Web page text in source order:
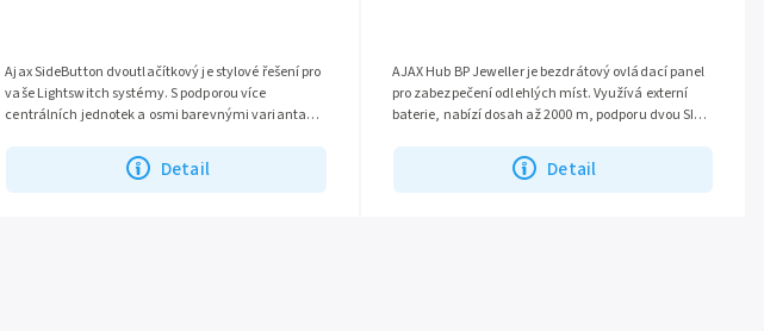
Detail
Ajax SideButton dvoutlačítkový je stylové řešení pro
vaše Lightswitch systémy. S podporou více
centrálních jednotek a osmi barevnými variantami
Detail
AJAX Hub BP Jeweller je bezdrátový ovládací panel
pro zabezpečení odlehlých míst. Využívá externí
baterie, nabízí dosah až 2000 m, podporu dvou SIM